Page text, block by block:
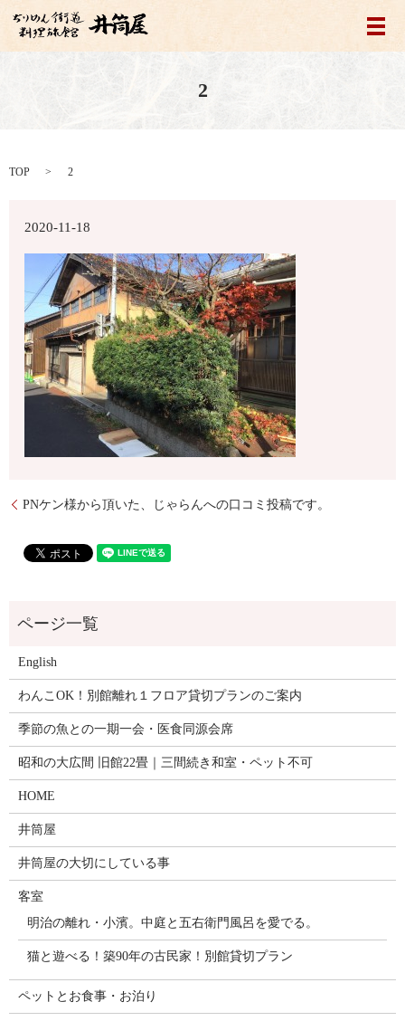
メ
2
TOP 2
2020-11-18
PNケン様から頂いた、じゃらんへの口コミ投稿です。
English
わんこOK！別館離れ１フロア貸切プランのご案内
季節の魚との一期一会・医食同源会席
昭和の大広間 旧館22畳｜三間続き和室・ペット不可
HOME
井筒屋
井筒屋の大切にしている事
客室
明治の離れ・小濱。中庭と五右衛門風呂を愛でる。
猫と遊べる！築90年の古民家！別館貸切プラン
ペットとお食事・お泊り